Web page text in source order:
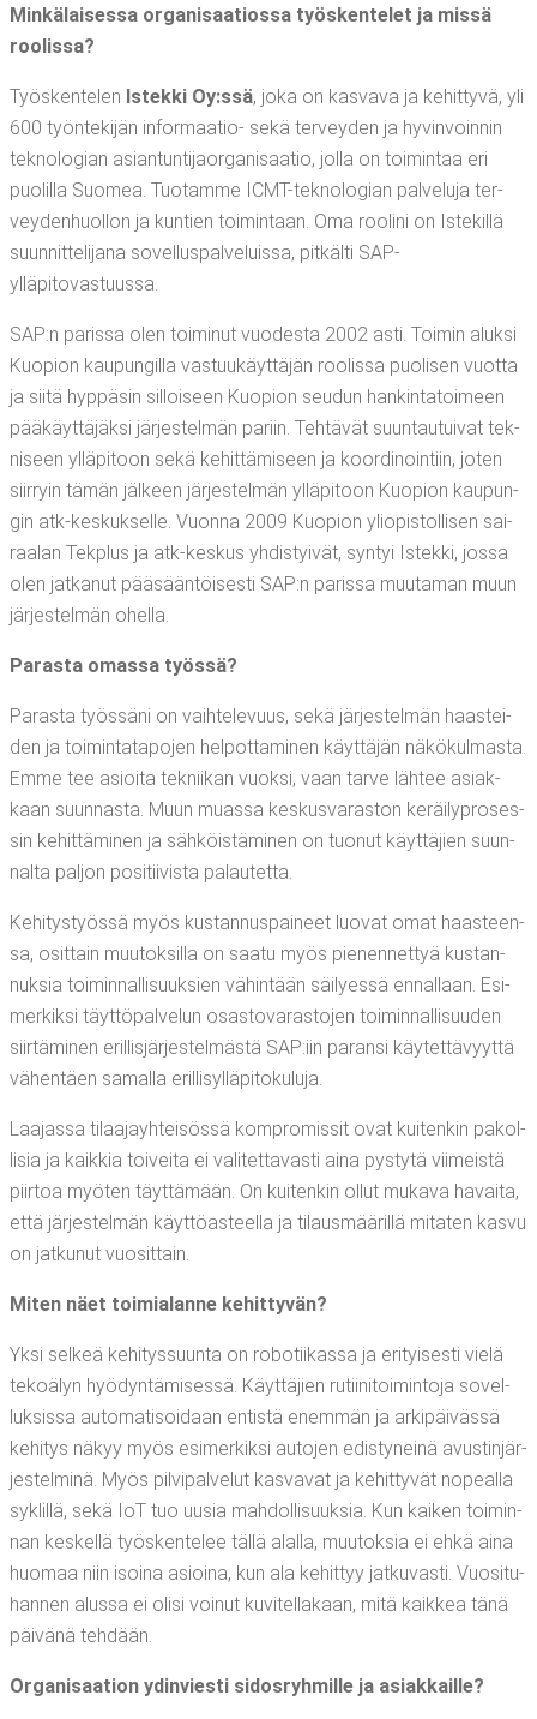
Min­kä­lai­ses­sa orga­ni­saa­tios­sa työs­ken­te­let ja mis­sä
roolissa?
Työs­ken­te­len Istek­ki Oy:ssä, joka on kas­va­va ja kehit­ty­vä, yli
600 työn­te­ki­jän infor­maa­tio- sekä ter­vey­den ja hyvin­voin­nin
tek­no­lo­gian asian­tun­ti­jaor­ga­ni­saa­tio, jol­la on toi­min­taa eri
puo­lil­la Suo­mea. Tuo­tam­me ICMT-tek­no­lo­gian pal­ve­lu­ja ter­
vey­den­huol­lon ja kun­tien toi­min­taan. Oma roo­li­ni on Iste­kil­lä
suun­nit­te­li­ja­na sovel­lus­pal­ve­luis­sa, pit­käl­ti SAP-
ylläpitovastuussa.
SAP:n paris­sa olen toi­mi­nut vuo­des­ta 2002 asti. Toi­min aluk­si
Kuo­pion kau­pun­gil­la vas­tuu­käyt­tä­jän roo­lis­sa puo­li­sen vuot­ta
ja sii­tä hyp­pä­sin sil­loi­seen Kuo­pion seu­dun han­kin­ta­toi­meen
pää­käyt­tä­jäk­si jär­jes­tel­män pariin. Teh­tä­vät suun­tau­tui­vat tek­
ni­seen yllä­pi­toon sekä kehit­tä­mi­seen ja koor­di­noin­tiin, joten
siir­ryin tämän jäl­keen jär­jes­tel­män yllä­pi­toon Kuo­pion kau­pun­
gin atk-kes­kuk­sel­le. Vuon­na 2009 Kuo­pion yli­opis­tol­li­sen sai­
raa­lan Tekplus ja atk-kes­kus yhdis­tyi­vät, syn­tyi Istek­ki, jos­sa
olen jat­ka­nut pää­sään­töi­ses­ti SAP:n paris­sa muu­ta­man muun
jär­jes­tel­män ohella.
Paras­ta omas­sa työssä?
Paras­ta työs­sä­ni on vaih­te­le­vuus, sekä jär­jes­tel­män haas­tei­
den ja toi­min­ta­ta­po­jen hel­pot­ta­mi­nen käyt­tä­jän näkö­kul­mas­ta.
Emme tee asioi­ta tek­nii­kan vuok­si, vaan tar­ve läh­tee asiak­
kaan suun­nas­ta. Muun muas­sa kes­kus­va­ras­ton keräi­ly­pro­ses­
sin kehit­tä­mi­nen ja säh­köis­tä­mi­nen on tuo­nut käyt­tä­jien suun­
nal­ta pal­jon posi­tii­vis­ta palautetta.
Kehi­tys­työs­sä myös kus­tan­nus­pai­neet luo­vat omat haas­teen­
sa, osit­tain muu­tok­sil­la on saa­tu myös pie­nen­net­tyä kus­tan­
nuk­sia toi­min­nal­li­suuk­sien vähin­tään säi­lyes­sä ennal­laan. Esi­
mer­kik­si täyt­tö­pal­ve­lun osas­to­va­ras­to­jen toi­min­nal­li­suu­den
siir­tä­mi­nen eril­lis­jär­jes­tel­mäs­tä SAP:iin paran­si käy­tet­tä­vyyt­tä
vähen­täen samal­la erillisylläpitokuluja.
Laa­jas­sa tilaa­jayh­tei­sös­sä kom­pro­mis­sit ovat kui­ten­kin pakol­
li­sia ja kaik­kia toi­vei­ta ei vali­tet­ta­vas­ti aina pys­ty­tä vii­meis­tä
piir­toa myö­ten täyt­tä­mään. On kui­ten­kin ollut muka­va havai­ta,
että jär­jes­tel­män käyt­tö­as­teel­la ja tilaus­mää­ril­lä mita­ten kas­vu
on jat­ku­nut vuosittain.
Miten näet toi­mia­lan­ne kehittyvän?
Yksi sel­keä kehi­tys­suun­ta on robo­tii­kas­sa ja eri­tyi­ses­ti vie­lä
teko­ä­lyn hyö­dyn­tä­mi­ses­sä. Käyt­tä­jien rutii­ni­toi­min­to­ja sovel­
luk­sis­sa auto­ma­ti­soi­daan entis­tä enem­män ja arki­päi­väs­sä
kehi­tys näkyy myös esi­mer­kik­si auto­jen edis­ty­nei­nä avus­tin­jär­
jes­tel­mi­nä. Myös pil­vi­pal­ve­lut kas­va­vat ja kehit­ty­vät nopeal­la
syklil­lä, sekä IoT tuo uusia mah­dol­li­suuk­sia. Kun kai­ken toi­min­
nan kes­kel­lä työs­ken­te­lee täl­lä alal­la, muu­tok­sia ei ehkä aina
huo­maa niin isoi­na asioi­na, kun ala kehit­tyy jat­ku­vas­ti. Vuo­si­tu­
han­nen alus­sa ei oli­si voi­nut kuvi­tel­la­kaan, mitä kaik­kea tänä
päi­vä­nä tehdään.
Orga­ni­saa­tion ydin­vies­ti sidos­ryh­mil­le ja asiakkaille?